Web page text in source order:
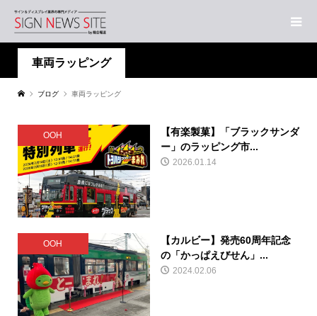
車両ラッピング
ブログ 車両ラッピング
OOH
【有楽製菓】「ブラックサンダ
ー」のラッピング市...
2026.01.14
OOH
【カルビー】発売60周年記念
の「かっぱえびせん」...
2024.02.06